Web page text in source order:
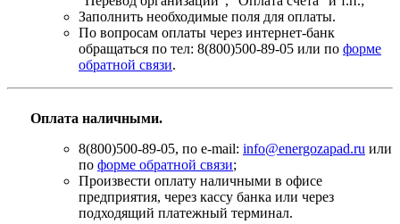
Заполнить необходимые поля для оплаты.
По вопросам оплаты через интернет-банк
обращаться по тел: 8(800)500-89-05 или по форме
обратной связи.
Оплата наличными.
8(800)500-89-05, по e-mail: info@energozapad.ru или
по форме обратной связи;
Произвести оплату наличными в офисе
предприятия, через кассу банка или через
подходящий платежный терминал.